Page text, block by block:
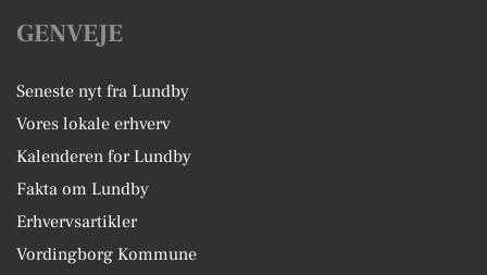
GENVEJE
Seneste nyt fra Lundby
Vores lokale erhverv
Kalenderen for Lundby
Fakta om Lundby
Erhvervsartikler
Vordingborg Kommune